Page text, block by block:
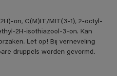
on, C(M)IT/MIT(3-1), 2-octyl-
2H-isothiazool-3-on. Kan
Let op! Bij verneveling
druppels worden gevormd.